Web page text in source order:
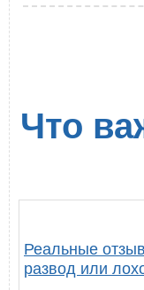
Что
Реальные
развод или